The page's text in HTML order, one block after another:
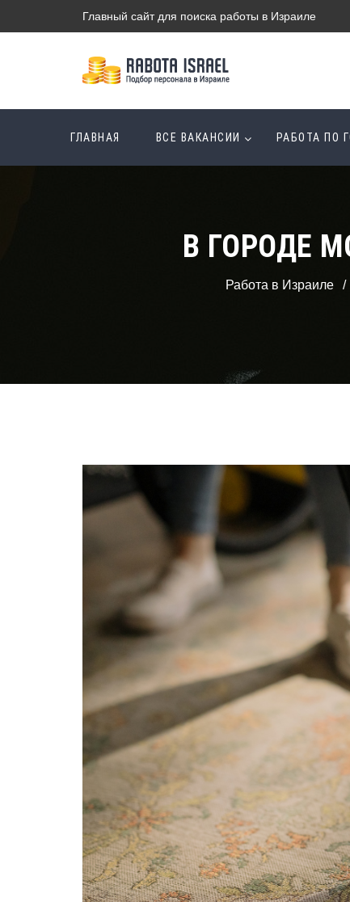
Главный сайт для поиска работы в Израиле
ГЛАВНАЯ ВСЕ ВАКАНСИИ РАБОТА ПО
В ГОРОДЕ
Работа в Израиле